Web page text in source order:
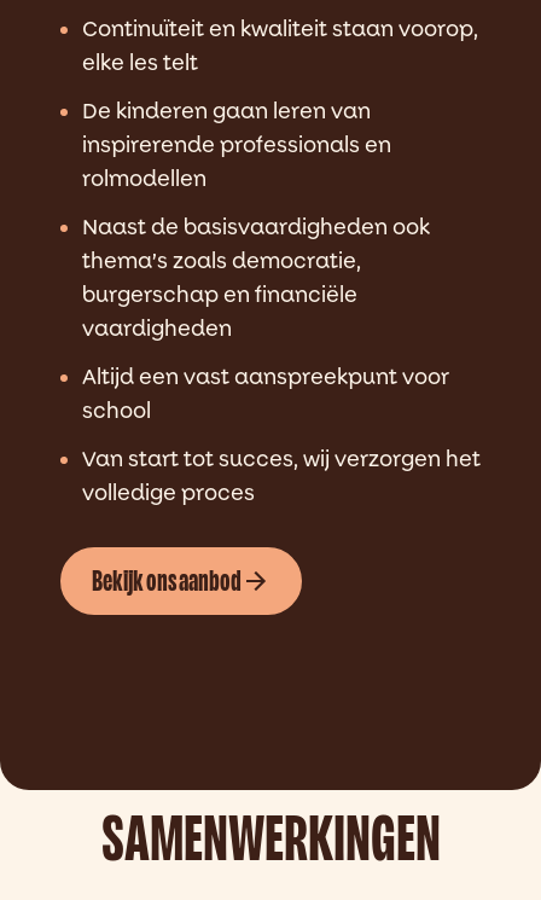
Continuïteit en kwaliteit staan voorop,
elke les telt
De kinderen gaan leren van
inspirerende professionals en
rolmodellen
Naast de basisvaardigheden ook
thema’s zoals democratie,
burgerschap en financiële
vaardigheden
Altijd een vast aanspreekpunt voor
school
Van start tot succes, wij verzorgen het
volledige proces
Bekijk ons aanbod
SAMENWERKINGEN